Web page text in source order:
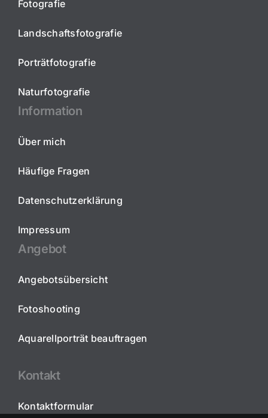
Fotografie
Landschaftsfotografie
Porträtfotografie
Naturfotografie
Information
Über mich
Häufige Fragen
Datenschutzerklärung
Impressum
Angebot
Angebotsübersicht
Fotoshooting
Aquarellporträt beauftragen
Kontakt
Kontaktformular